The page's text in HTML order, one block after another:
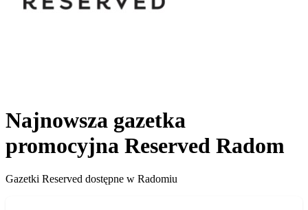
Najnowsza gazetka
promocyjna Reserved Radom
Gazetki Reserved dostępne w Radomiu